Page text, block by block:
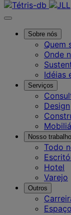
Sobre nós
Quem
Onde
Idéias
Serviços
Design
Nosso trabalho
Todo
Hotel
Varejo
Outros